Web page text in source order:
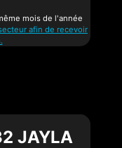
mois de l'année
afin de recevoir
JAYLA